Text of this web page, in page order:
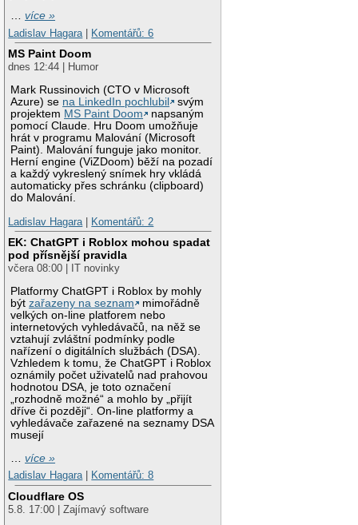
…více »
Ladislav Hagara
Komentářů: 6
MS Paint Doom
dnes 12:44 | Humor
Mark Russinovich (CTO v Microsoft
Azure) se na LinkedIn pochlubil
svým
projektem MS Paint Doom
napsaným
pomocí Claude. Hru Doom umožňuje
hrát v programu Malování (Microsoft
Paint). Malování funguje jako monitor.
Herní engine (ViZDoom) běží na pozadí
a každý vykreslený snímek hry vkládá
automaticky přes schránku (clipboard)
do Malování.
Ladislav Hagara
Komentářů: 2
EK: ChatGPT i Roblox mohou spadat
pod přísnější pravidla
včera 08:00 | IT novinky
Platformy ChatGPT i Roblox by mohly
býtzařazeny na seznam
mimořádně
velkých on-line platforem nebo
internetových vyhledávačů, na něž se
vztahují zvláštní podmínky podle
nařízení o digitálních službách (DSA).
Vzhledem k tomu, že ChatGPT i Roblox
oznámily počet uživatelů nad prahovou
hodnotou DSA, je toto označení
„rozhodně možné“ a mohlo by „přijít
dříve či později“. On-line platformy a
vyhledávače zařazené na seznamy DSA
musejí
…více »
Ladislav Hagara| Komentářů: 8
Cloudflare OS
5.8. 17:00 | Zajímavý software